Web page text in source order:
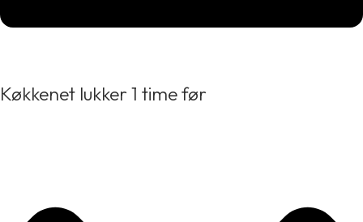
Køkkenet lukker 1 time før